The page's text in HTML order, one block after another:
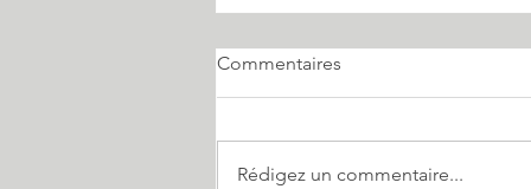
Commentaires
Rédigez un commentaire...